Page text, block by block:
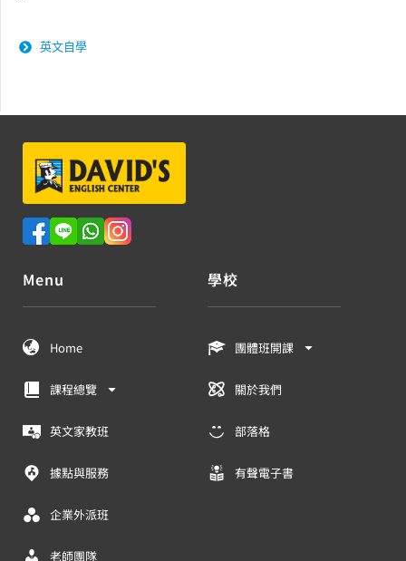
英文自學
Menu
Home
課程總覽
英文家教班
據點與服務
企業外派班
老師團隊
學校
團體班開課
關於我們
部落格
有聲電子書